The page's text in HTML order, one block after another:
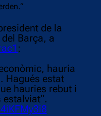
de la
Barça, a
:
hauria
Hagués estat
hauries rebut i
estalviat“.